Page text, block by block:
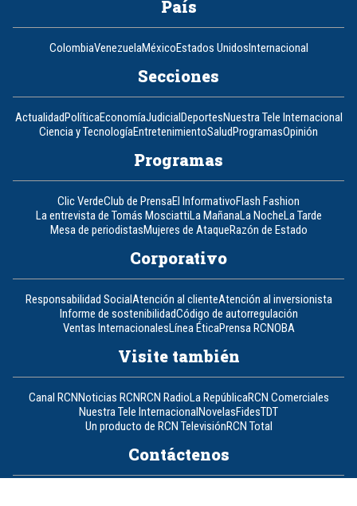
País
ColombiaVenezuelaMéxicoEstados UnidosInternacional
Secciones
ActualidadPolíticaEconomíaJudicialDeportesNuestra Tele Internacional
Ciencia y TecnologíaEntretenimientoSaludProgramasOpinión
Programas
Clic VerdeClub de PrensaEl InformativoFlash Fashion
La entrevista de Tomás MosciattiLa MañanaLa NocheLa Tarde
Mesa de periodistasMujeres de AtaqueRazón de Estado
Corporativo
Responsabilidad SocialAtención al clienteAtención al inversionista
Informe de sostenibilidadCódigo de autorregulación
Ventas InternacionalesLínea ÉticaPrensa RCNOBA
Visite también
Canal RCNNoticias RCNRCN RadioLa RepúblicaRCN Comerciales
Nuestra Tele InternacionalNovelasFidesTDT
Un producto de RCN TelevisiónRCN Total
Contáctenos